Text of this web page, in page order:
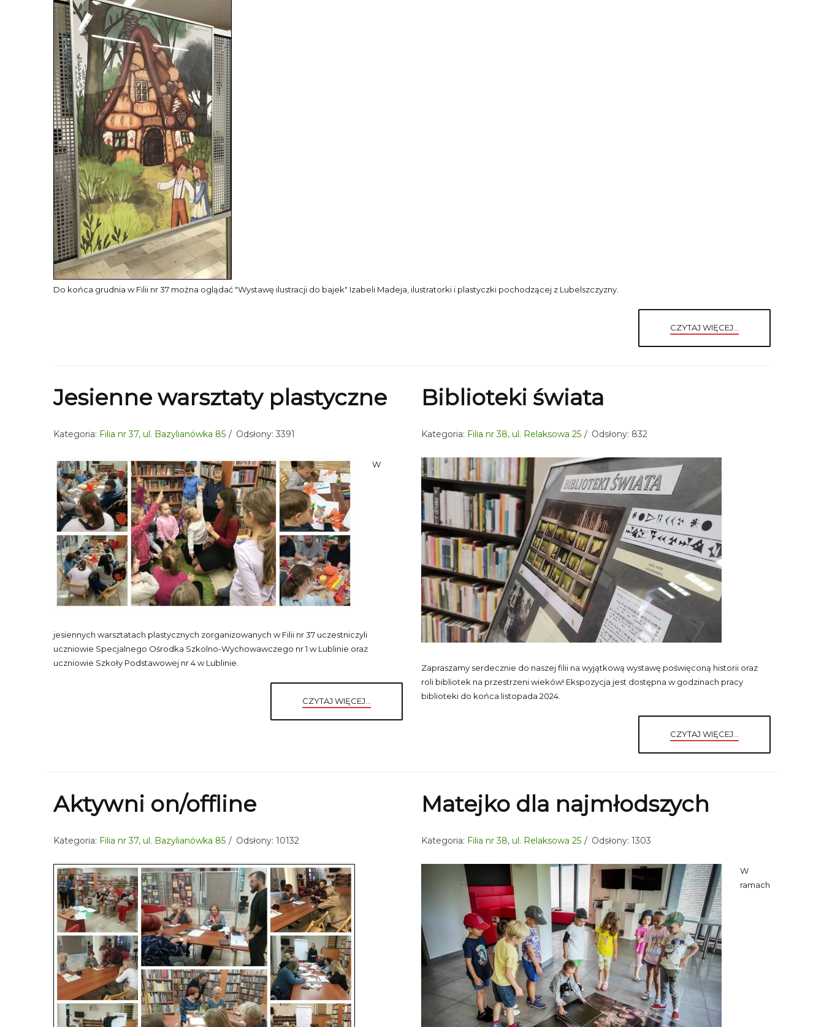
Do końca grudnia w Filii nr 37 można oglądać "Wystawę ilustracji do bajek" Izabeli Madeja, ilustratorki i plastyczki pochodzącej z Lubelszczyzny.
CZYTAJ WIĘCEJ...
Jesienne warsztaty plastyczne
Kategoria: Filia nr 37, ul. Bazylianówka 85 Odsłony: 3391
W
jesiennych warsztatach plastycznych zorganizowanych w Filii nr 37 uczestniczyli
uczniowie Specjalnego Ośrodka Szkolno-Wychowawczego nr 1 w Lublinie oraz
uczniowie Szkoły Podstawowej nr 4 w Lublinie.
CZYTAJ WIĘCEJ...
Biblioteki świata
Kategoria: Filia nr 38, ul. Relaksowa 25 Odsłony: 832
Zapraszamy serdecznie do naszej filii na wyjątkową wystawę poświęconą historii oraz
roli bibliotek na przestrzeni wieków! Ekspozycja jest dostępna w godzinach pracy
biblioteki do końca listopada 2024.
CZYTAJ WIĘCEJ...
Aktywni on/offline
Kategoria: Filia nr 37, ul. Bazylianówka 85 Odsłony: 10132
Matejko dla najmłodszych
Kategoria: Filia nr 38, ul. Relaksowa 25 Odsłony: 1303
W
ramach